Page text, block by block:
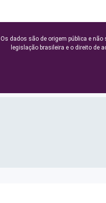
Os dados são de origem pública e
legislação brasileira e o direito de